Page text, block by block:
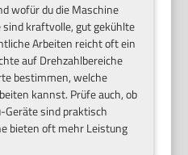
wofür du die Maschine
kraftvolle, gut gekühlte
Arbeiten reicht oft ein
auf Drehzahlbereiche
bestimmen, welche
kannst. Prüfe auch, ob
Geräte sind praktisch
bieten oft mehr Leistung